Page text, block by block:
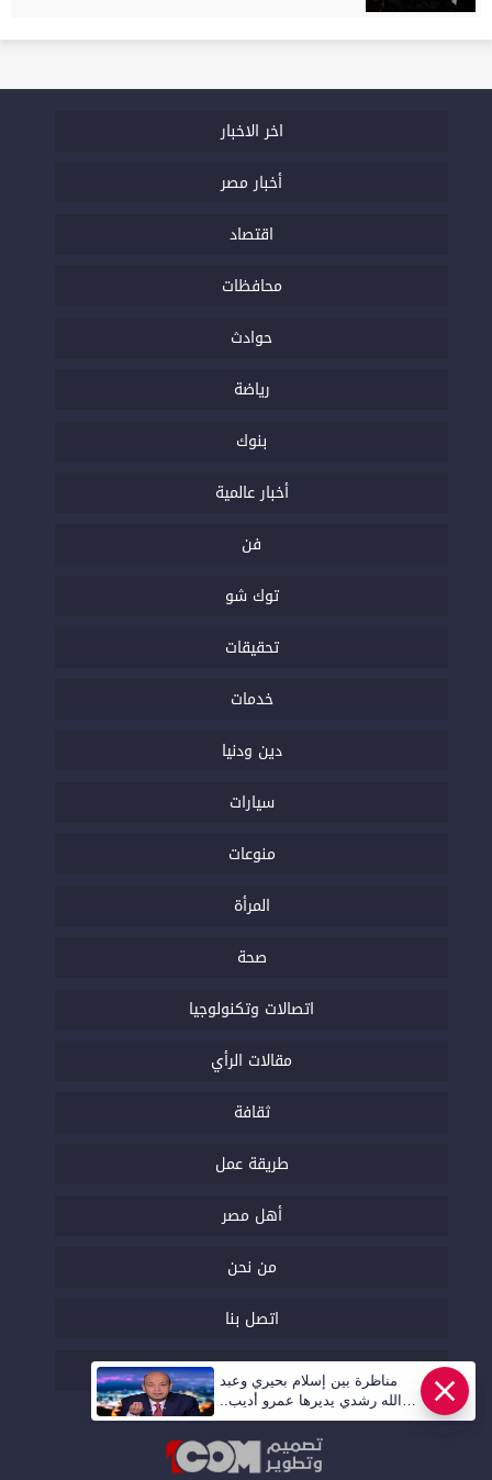
اخر الاخبار
أخبار مصر
اقتصاد
محافظات
حوادث
رياضة
بنوك
أخبار عالمية
فن
توك شو
تحقيقات
خدمات
دين ودنيا
سيارات
منوعات
المرأة
صحة
اتصالات وتكنولوجيا
مقالات الرأي
ثقافة
طريقة عمل
أهل مصر
من نحن
اتصل بنا
السياسة التحريرية
مناظرة بين إسلام بحيري وعبد
الله رشدي يديرها عمرو أديب..
قريبا | أهل مصر